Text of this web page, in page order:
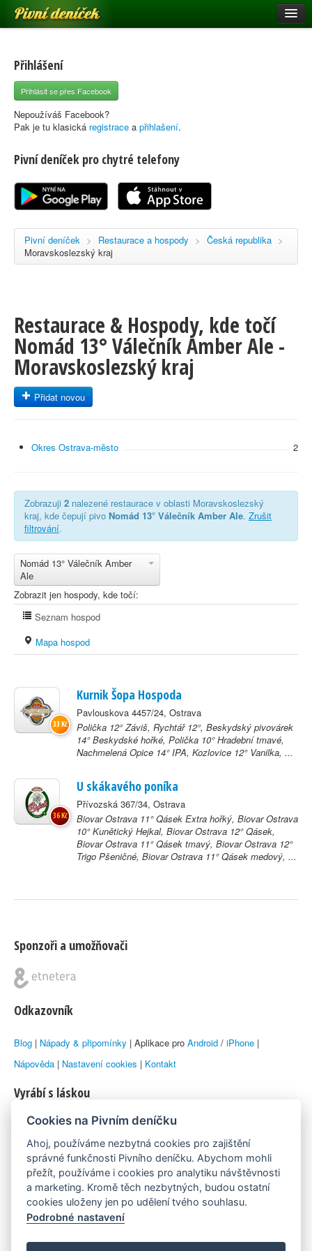
Pivní deníček
Pivní mapa
Pivní značky
Nápověda
Registrace
Přihlášení
Přihlásit se přes Facebook
Nepoužíváš Facebook?
Pak je tu klasická registrace a přihlašení.
Pivní deníček pro chytré telefony
Pivní deníček > Restaurace a hospody > Česká republika >
Moravskoslezský kraj
Restaurace & Hospody, kde točí
Nomád 13° Válečník Amber Ale -
Moravskoslezský kraj
Přidat novou
Okres Ostrava-město 2
Zobrazuji 2 nalezené restaurace v oblasti Moravskoslezský
kraj, kde čepují pivo Nomád 13° Válečník Amber Ale. Zrušit
filtrování.
Nomád 13° Válečník Amber
Ale
Zobrazit jen hospody, kde točí:
Seznam hospod
Mapa hospod
Kurnik Šopa Hospoda
Pavlouskova 4457/24, Ostrava
Polička 12° Záviš, Rychtář 12°, Beskydský pivovárek
14° Beskydské hořké, Polička 10° Hradební tmavé,
Nachmelená Opice 14° IPA, Kozlovice 12° Vanilka, ...
33 Kč
U skákavého poníka
Přívozská 367/34, Ostrava
Biovar Ostrava 11° Qásek Extra hořký, Biovar Ostrava
10° Kunětický Hejkal, Biovar Ostrava 12° Qásek,
Biovar Ostrava 11° Qásek tmavý, Biovar Ostrava 12°
Trigo Pšeničné, Biovar Ostrava 11° Qásek medový, ...
36 Kč
Sponzoři a umožňovači
Odkazovník
Blog | Nápady & připomínky | Aplikace pro Android / iPhone |
Nápověda | Nastavení cookies | Kontakt
Vyrábí s láskou
© 2010–2026 byLukáš Zemanaka Emka
Máme rádi
Pivní.info
Poznámka pod čarou
Cookies na Pivním deníčku
Ahoj, používáme nezbytná cookies pro zajištění
správné funkčnosti Pivního deníčku. Abychom mohli
přežít, používáme i cookies pro analytiku návštěvnosti
a marketing. Kromě těch nezbytných, budou ostatní
cookies uloženy jen po udělení tvého souhlasu.
Podrobné nastavení